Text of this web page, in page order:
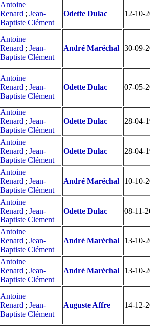
Antoine
Renard ; Jean-
Baptiste Clément
Odette Dulac 12-10-
Antoine
Renard ; Jean-
Baptiste Clément
André Maréchal 30-09-
Antoine
Renard ; Jean-
Baptiste Clément
Odette Dulac 07-05-
Antoine
Renard ; Jean-
Baptiste Clément
Odette Dulac 28-04-
Antoine
Renard ; Jean-
Baptiste Clément
Odette Dulac 28-04-
Antoine
Renard ; Jean-
Baptiste Clément
André Maréchal 10-10-
Antoine
Renard ; Jean-
Baptiste Clément
Odette Dulac 08-11-
Antoine
Renard ; Jean-
Baptiste Clément
André Maréchal 13-10-
Antoine
Renard ; Jean-
Baptiste Clément
André Maréchal 13-10-
Antoine
Renard ; Jean-
Baptiste Clément
Auguste Affre 14-12-